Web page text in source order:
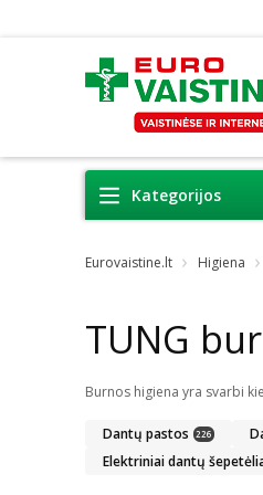
Kategorijos
Eurovaistine.lt Higiena
TUNG
Dantų pastos 226
Elektriniai dantų